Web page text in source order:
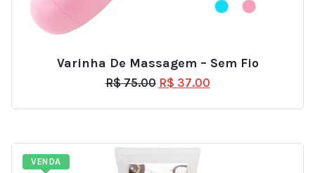
Varinha De Massagem – Sem Fio
R$75.00 R$ 37.00
VENDA